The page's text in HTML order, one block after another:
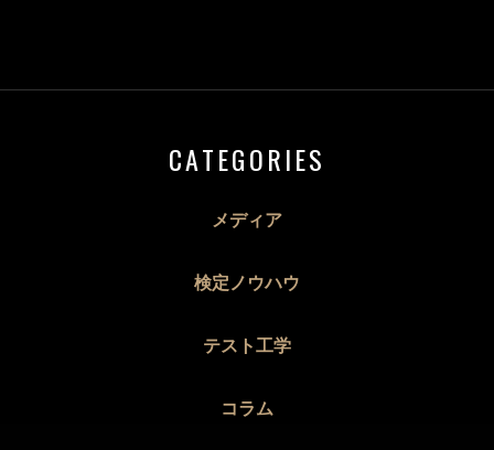
CATEGORIES
メディア
検定ノウハウ
テスト工学
コラム